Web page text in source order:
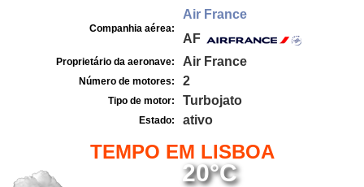
Companhia aérea:
Air France
AF
Proprietário da aeronave: Air France
Número de motores: 2
Tipo de motor: Turbojato
Estado: ativo
TEMPO EM LISBOA
20°C